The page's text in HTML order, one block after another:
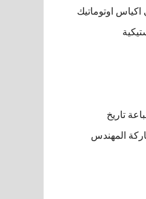
اوتوماتيك
تاريخ
عصر الزيوت موديل 811 ماركة المهندس